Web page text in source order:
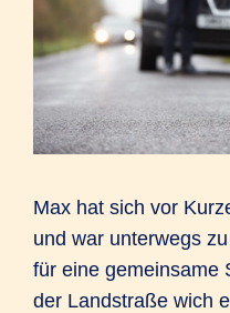
Max hat sich vor
und war unterwegs
für eine gemeinsame
der Landstraße wich